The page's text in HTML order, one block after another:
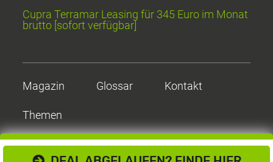
Cupra Terramar Leasing für 345 Euro im Monat
brutto [sofort verfügbar]
Magazin Glossar Kontakt
Themen